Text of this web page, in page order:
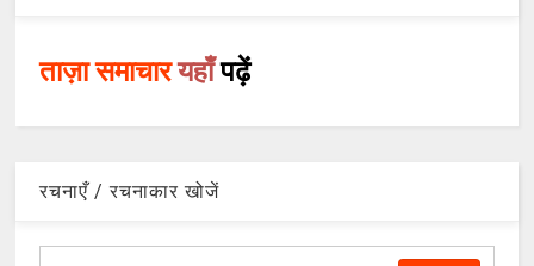
ताज़ा समाचारयहाँपढ़ें
रचनाएँ / रचनाकार खोजें